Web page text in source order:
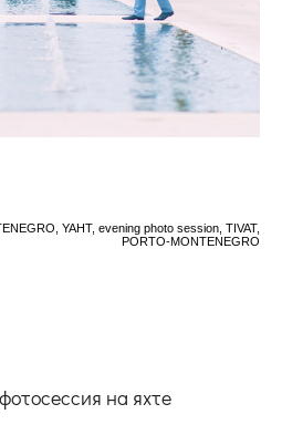
YAHT, evening photo session, TIVAT,
PORTO-MONTENEGRO
на яхте